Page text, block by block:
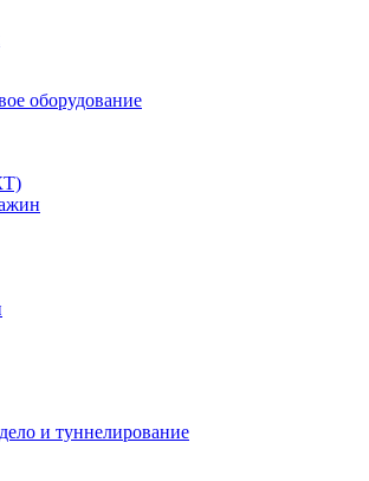
оборудование
и туннелирование